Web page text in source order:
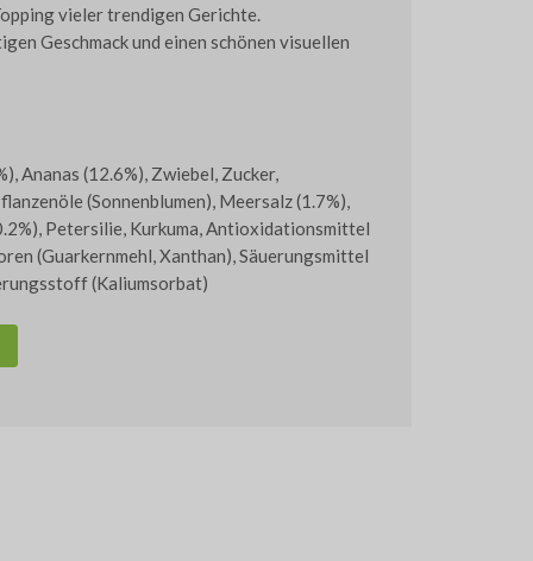
vieler trendigen Gerichte.
Geschmack und einen schönen visuellen
Ananas (12.6%), Zwiebel, Zucker,
(Sonnenblumen), Meersalz (1.7%),
Petersilie, Kurkuma, Antioxidationsmittel
(Guarkernmehl, Xanthan), Säuerungsmittel
(Kaliumsorbat)